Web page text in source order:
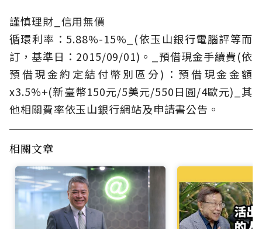
謹慎理財_信用無價
循環利率：5.88%-15%_(依玉山銀行電腦評等而
訂，基準日：2015/09/01)。_預借現金手續費(依
預借現金約定結付幣別區分)：預借現金金額
x3.5%+(新臺幣150元/5美元/550日圓/4歐元)_其
他相關費率依玉山銀行網站及申請書公告。
相關文章